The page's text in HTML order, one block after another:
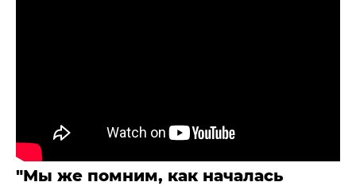
"Мы же помним, как началась